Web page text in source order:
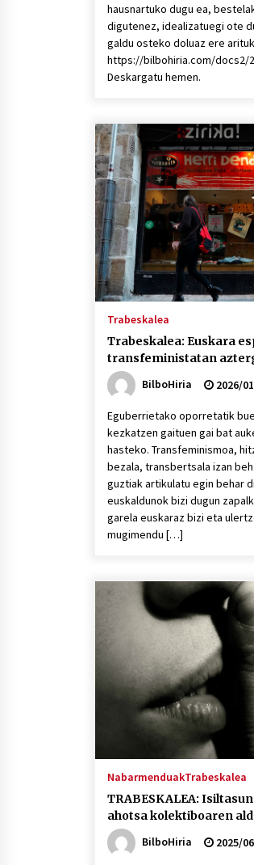
hausnartuko dugu ea,
digutenez, idealizatuegi ote
galdu osteko doluaz ere
https://bilbohiria.com/docs2/
Deskargatu hemen.
Trabeskalea
Trabeskalea: Euskara
transfeministatan
BilboHiria
2026/
Eguberrietako oporretatik
kezkatzen gaituen gai bat
hasteko. Transfeminismoa,
bezala, transbertsala izan
guztiak artikulatu egin behar
euskaldunok bizi dugun
garela euskaraz bizi eta
mugimendu […]
NabarmenduakTrabeskalea
TRABESKALEA:
ahotsa kolektiboaren
BilboHiria
2025/